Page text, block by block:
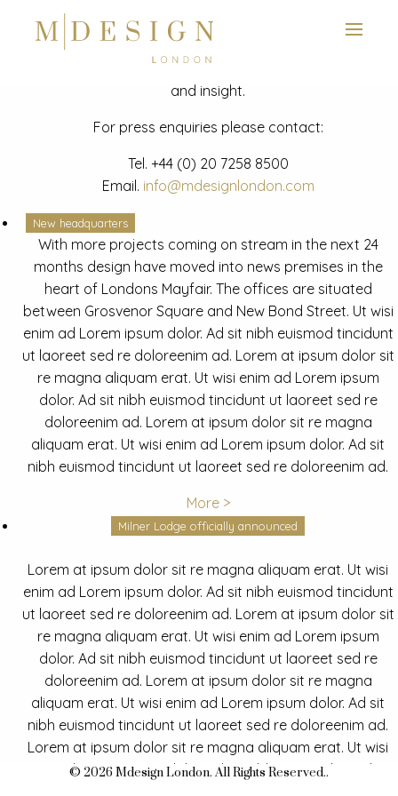
News
Latest mdesign development project and advisory news
and insight.
For press enquiries please contact:
Tel. +44 (0) 20 7258 8500
Email. info@mdesignlondon.com
New headquarters
With more projects coming on stream in the next 24
months design have moved into news premises in the
heart of Londons Mayfair. The offices are situated
between Grosvenor Square and New Bond Street. Ut wisi
enim ad Lorem ipsum dolor. Ad sit nibh euismod tincidunt
ut laoreet sed re doloreenim ad. Lorem at ipsum dolor sit
re magna aliquam erat. Ut wisi enim ad Lorem ipsum
dolor. Ad sit nibh euismod tincidunt ut laoreet sed re
doloreenim ad. Lorem at ipsum dolor sit re magna
aliquam erat. Ut wisi enim ad Lorem ipsum dolor. Ad sit
nibh euismod tincidunt ut laoreet sed re doloreenim ad.
More >
Milner Lodge officially announced
Lorem at ipsum dolor sit re magna aliquam erat. Ut wisi
enim ad Lorem ipsum dolor. Ad sit nibh euismod tincidunt
ut laoreet sed re doloreenim ad. Lorem at ipsum dolor sit
re magna aliquam erat. Ut wisi enim ad Lorem ipsum
dolor. Ad sit nibh euismod tincidunt ut laoreet sed re
doloreenim ad. Lorem at ipsum dolor sit re magna
aliquam erat. Ut wisi enim ad Lorem ipsum dolor. Ad sit
nibh euismod tincidunt ut laoreet sed re doloreenim ad.
Lorem at ipsum dolor sit re magna aliquam erat. Ut wisi
enim ad Lorem ipsum dolor. Ad sit nibh euismod tincidunt
© 2026 Mdesign London. All Rights Reserved..